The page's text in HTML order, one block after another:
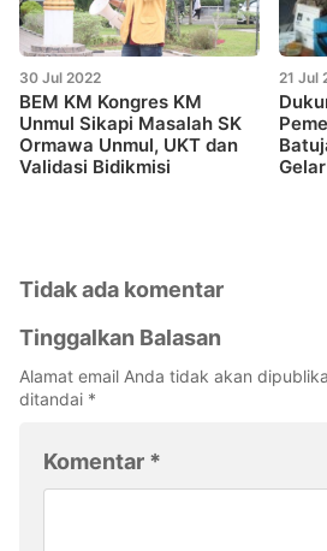
30 Jul 2022
BEM KM Kongres KM
Unmul Sikapi Masalah SK
Ormawa Unmul, UKT dan
Validasi Bidikmisi
21 Jul
Tidak ada komentar
Tinggalkan Balasan
Alamat email Anda tidak akan
ditandai *
Komentar *